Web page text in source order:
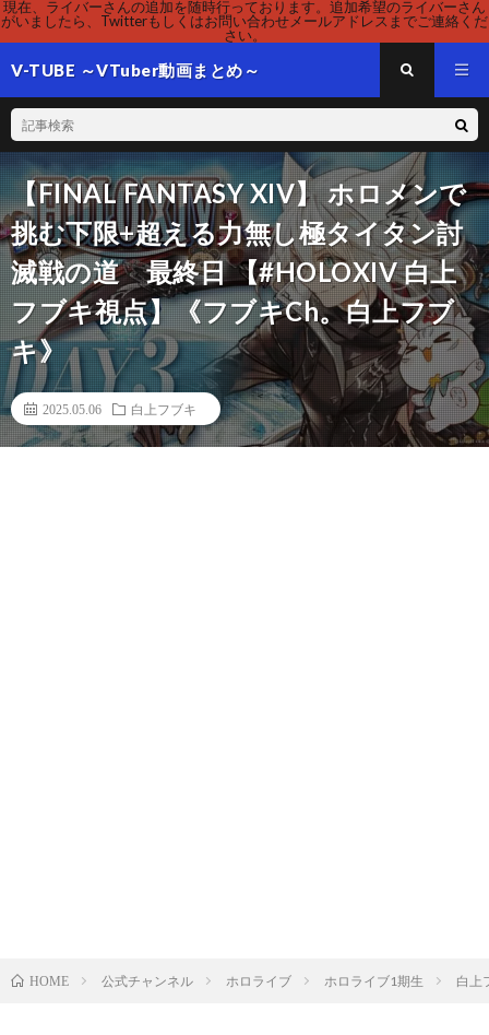
現在、ライバーさんの追加を随時行っております。追加希望のライバーさん
がいましたら、Twitterもしくはお問い合わせメールアドレスまでご連絡くだ
さい。
V-TUBE ～VTuber動画まとめ～
【FINAL FANTASY XIV】 ホロメンで
挑む下限+超える力無し極タイタン討
滅戦の道 最終日 【#HOLOXIV 白上
フブキ視点】《フブキCh。白上フブ
キ》
2025.05.06 白上フブキ
HOME 公式チャンネル ホロライブ ホロライブ1期生 白上